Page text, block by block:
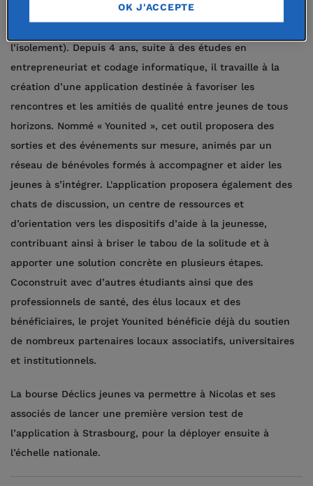
s’engager pour d’autres jeunes qui
l’isolement). Depuis 4 ans, suite à des études en
entrepreneuriat et codage informatique, il travaille à la
création d’une application destinée à favoriser les
rencontres et les amitiés de qualité entre jeunes de tous
horizons. Nommé « Younited », cet outil proposera des
sorties et des événements sur mesure, animés par un
réseau de bénévoles formés à accompagner et aider les
jeunes à s’intégrer. L'application proposera également des
chats de discussion, un centre de ressources et
d’orientation vers les dispositifs d’aide à la jeunesse,
contribuant ainsi à briser le tabou de la solitude et à
apporter une solution concrète en plusieurs étapes.
Coconstruit avec d’autres étudiants ainsi que des
professionnels de santé, des élus locaux et des
bénéficiaires, le projet Younited bénéficie déjà du soutien
de nombreux partenaires locaux associatifs, universitaires
et institutionnels.
La bourse Déclics jeunes va permettre à Nicolas et ses
associés de lancer une première version test de
l’application à Strasbourg, pour la déployer ensuite à
l’échelle nationale.
OK J'ACCEPTE